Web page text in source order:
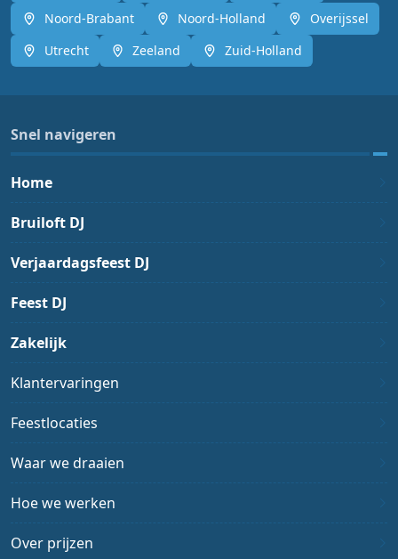
Noord-Brabant
Noord-Holland
Overijssel
Utrecht
Zeeland Zuid-Holland
Snel navigeren
Home
Bruiloft DJ
Verjaardagsfeest DJ
Feest DJ
Zakelijk
Klantervaringen
Feestlocaties
Waar we draaien
Hoe we werken
Over prijzen